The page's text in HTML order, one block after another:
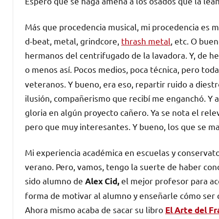
Más que procedencia musical, mi procedencia es
d-beat, metal, grindcore, thrash metal , etc. O
hermanos del centrifugado de la lavadora. Y, de
o menos así. Pocos medios, poca técnica, pero
veteranos. Y bueno, era eso, repartir ruido a
ilusión, compañerismo que recibí me enganchó. Y
gloria en algún proyecto cañero. Ya se nota el
pero que muy interesantes. Y bueno, los que se
Mi experiencia académica en escuelas y
verano. Pero, vamos, tengo la suerte de haber
sido alumno de Alex Cid,el mejor profesor para
forma de motivar al alumno y enseñarle cómo
Ahora mismo acaba de sacar su libro El Arte del